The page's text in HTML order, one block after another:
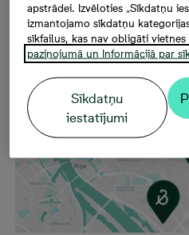
lai atrastu savu īsto mājokli)
laikā. Tādējādi ne vien
spēsim veltīt vairāk
apstrādei. Izvēloties „Sīkdatņu
izmantojamo sīkdatņu
sīkfailus, kas nav obligāti vietnes
paziņojumā un Informācijā par
Sīkdatņu
iestatījumi